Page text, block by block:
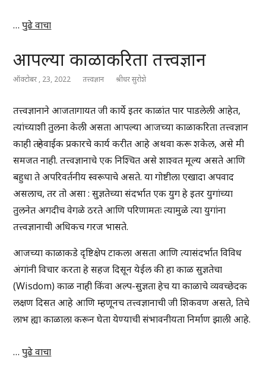
…पुढे वाचा
आपल्या काळाकरिता तत्त्वज्ञान
ऑक्टोबर , 23, 2022 तत्त्वज्ञान श्रीधर सुरोशे
तत्त्वज्ञानाने आजतागायत जी कार्ये इतर काळांत पार पाडलेली आहेत,
त्यांच्याशी तुलना केली असता आपल्या आजच्या काळाकरिता तत्त्वज्ञान
काही तऱ्हेवाईक प्रकारचे कार्य करीत आहे अथवा करू शकेल, असे मी
समजत नाही. तत्त्वज्ञानाचे एक निश्चित असे शाश्वत मूल्य असते आणि
बहुधा ते अपरिवर्तनीय स्वरूपाचे असते. या गोष्टीला एखादा अपवाद
असलाच, तर तो असा : सुज्ञतेच्या संदर्भात एक युग हे इतर युगांच्या
तुलनेत अगदीच वेगळे ठरते आणि परिणामतः त्यामुळे त्या युगांना
तत्त्वज्ञानाची अधिकच गरज भासते.
आजच्या काळाकडे दृष्टिक्षेप टाकला असता आणि त्यासंदर्भात विविध
अंगांनी विचार करता हे सहज दिसून येईल की हा काळ सुज्ञतेचा
(Wisdom) काळ नाही किंवा अल्प-सुज्ञता हेच या काळाचे व्यवच्छेदक
लक्षण दिसत आहे आणि म्हणूनच तत्त्वज्ञानाची जी शिकवण असते, तिचे
लाभ ह्या काळाला करून घेता येण्याची संभावनीयता निर्माण झाली आहे.
…पुढे वाचा